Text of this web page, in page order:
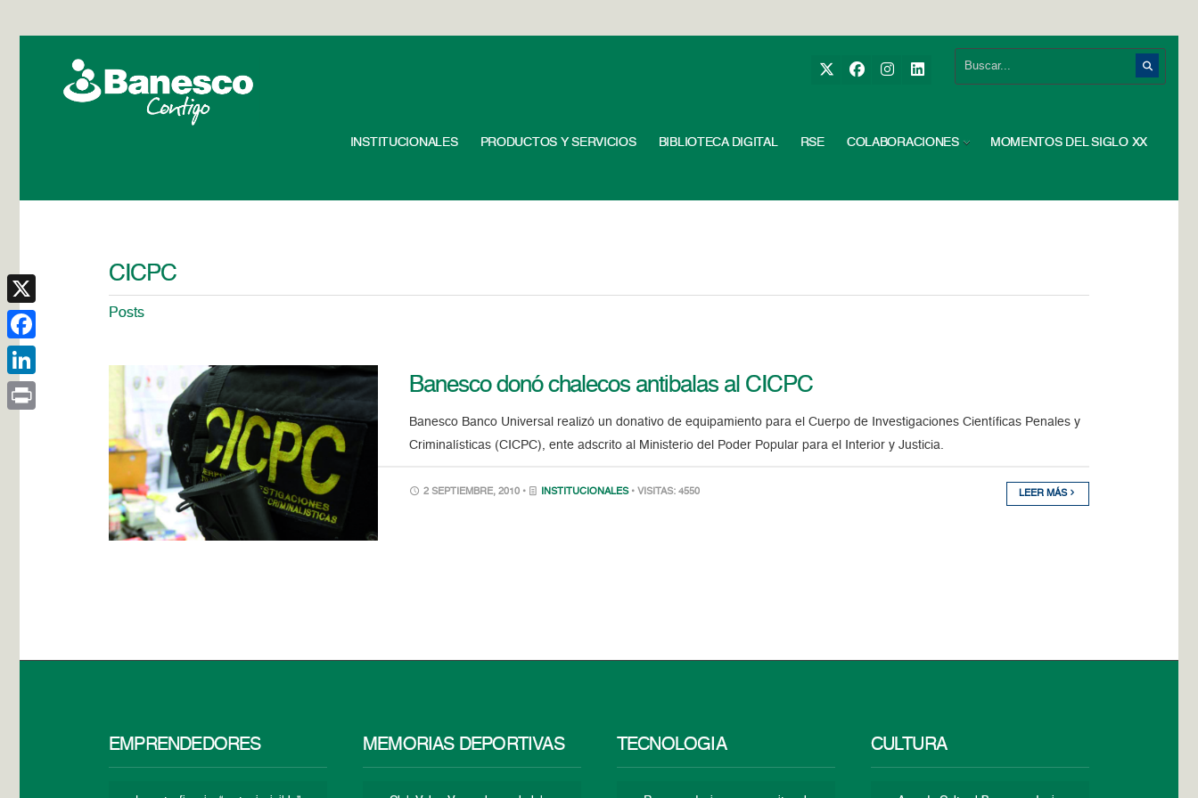
INSTITUCIONALES PRODUCTOS Y SERVICIOS BIBLIOTECA DIGITAL RSE COLABORACIONES MOMENTOS DEL SIGLO XX
CICPC
Posts
Banesco donó chalecos antibalas al CICPC
Banesco Banco Universal realizó un donativo de equipamiento para el Cuerpo de Investigaciones Científicas Penales y
Criminalísticas (CICPC), ente adscrito al Ministerio del Poder Popular para el Interior y Justicia.
2 SEPTIEMBRE, 2010 • INSTITUCIONALES • VISITAS: 4550 LEER MÁS
EMPRENDEDORES MEMORIAS DEPORTIVAS TECNOLOGÍA CULTURA
X
Facebook
LinkedIn